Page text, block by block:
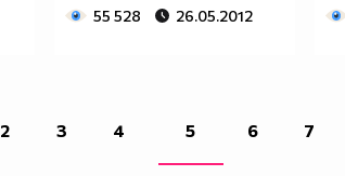
55 528 26.05.2012
2 3 4 5 6 7